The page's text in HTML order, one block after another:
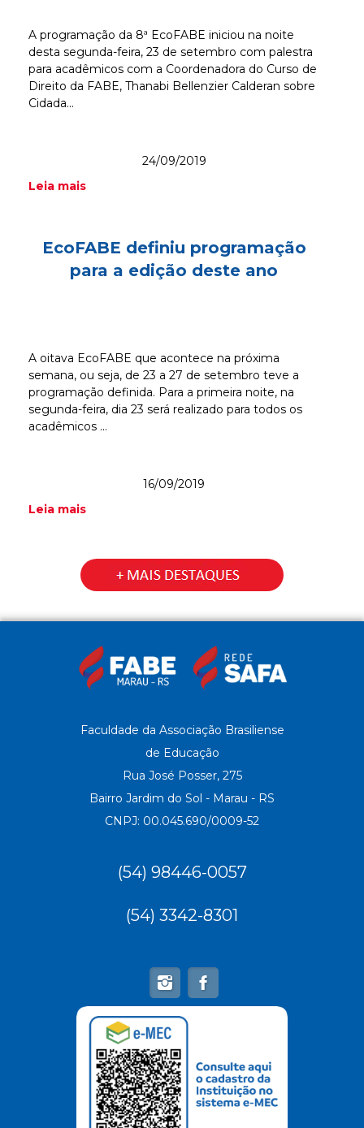
A programação da 8ª EcoFABE iniciou na noite
desta segunda-feira, 23 de setembro com palestra
para acadêmicos com a Coordenadora do Curso de
Direito da FABE, Thanabi Bellenzier Calderan sobre
Cidada...
24/09/2019
Leia mais
EcoFABE definiu programação
para a edição deste ano
A oitava EcoFABE que acontece na próxima
semana, ou seja, de 23 a 27 de setembro teve a
programação definida. Para a primeira noite, na
segunda-feira, dia 23 será realizado para todos os
acadêmicos ...
16/09/2019
Leia mais
Faculdade da Associação Brasiliense
de Educação
Rua José Posser, 275
Bairro Jardim do Sol - Marau - RS
CNPJ: 00.045.690/0009-52
(54) 98446-0057
(54) 3342-8301